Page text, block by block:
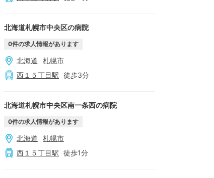
北海道札幌市中央区の病院
0件の求人情報があります
北海道
札幌市
西１５丁目駅 徒歩3分
北海道札幌市中央区南一条西の病院
0件の求人情報があります
北海道
札幌市
西１５丁目駅 徒歩1分